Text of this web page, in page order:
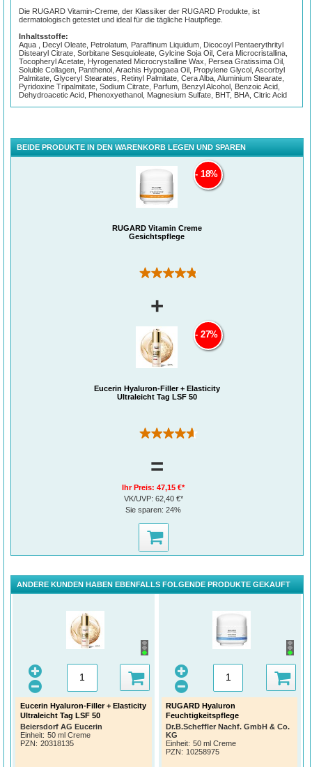
Die RUGARD Vitamin-Creme, der Klassiker der RUGARD Produkte, ist
dermatologisch getestet und ideal für die tägliche Hautpflege.
Inhaltsstoffe:
Aqua , Decyl Oleate, Petrolatum, Paraffinum Liquidum, Dicocoyl Pentaerythrityl
Distearyl Citrate, Sorbitane Sesquioleate, Gylcine Soja Oil, Cera Microcristallina,
Tocopheryl Acetate, Hyrogenated Microcrystalline Wax, Persea Gratissima Oil,
Soluble Collagen, Panthenol, Arachis Hypogaea Oil, Propylene Glycol, Ascorbyl
Palmitate, Glyceryl Stearates, Retinyl Palmitate, Cera Alba, Aluminium Stearate,
Pyridoxine Tripalmitate, Sodium Citrate, Parfum, Benzyl Alcohol, Benzoic Acid,
Dehydroacetic Acid, Phenoxyethanol, Magnesium Sulfate, BHT, BHA, Citric Acid
BEIDE PRODUKTE IN DEN WARENKORB LEGEN UND SPAREN
RUGARD Vitamin Creme
Gesichtspflege
(33)
18%
+
Eucerin Hyaluron-Filler + Elasticity
Ultraleicht Tag LSF 50
(272)
27%
=
Ihr Preis:47,15 €*
VK/UVP: 62,40 €*
Sie sparen:24%
ANDERE KUNDEN HABEN EBENFALLS FOLGENDE PRODUKTE GEKAUFT
Eucerin Hyaluron-Filler + Elasticity
Ultraleicht Tag LSF 50
Beiersdorf AG Eucerin
Einheit: 50 ml Creme
PZN: 20318135
RUGARD Hyaluron
Feuchtigkeitspflege
Dr.B.Scheffler Nachf. GmbH & Co.
KG
Einheit: 50 ml Creme
PZN: 10258975